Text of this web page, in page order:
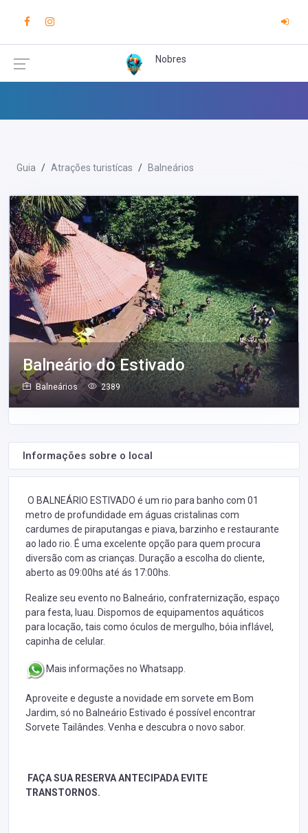
Nobres
Guia Atrações turistícas Balneários
Balneário do Estivado
Balneários 2389
Informações sobre o local
O BALNEÁRIO ESTIVADO é um rio para banho com 01
metro de profundidade em águas cristalinas com
cardumes de piraputangas e piava, barzinho e restaurante
ao lado rio. É uma excelente opção para quem procura
diversão com as crianças. Duração a escolha do cliente,
aberto as 09:00hs até ás 17:00hs.
Realize seu evento no Balneário, confraternização, espaço
para festa, luau. Dispomos de equipamentos aquáticos
para locação, tais como óculos de mergulho, bóia inflável,
capinha de celular.
Mais informações no Whatsapp.
Aproveite e deguste a novidade em sorvete em Bom
Jardim, só no Balneário Estivado é possível encontrar
Sorvete Tailândes. Venha e descubra o novo sabor.
FAÇA SUA RESERVA ANTECIPADA EVITE
TRANSTORNOS.